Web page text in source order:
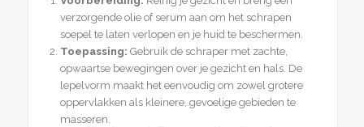
verzorgende olie of serum aan om het schrapen
soepel te laten verlopen en je huid te beschermen.
Toepassing: Gebruik de schraper met zachte,
opwaartse bewegingen over je gezicht en hals. De
lepelvorm maakt het eenvoudig om zowel grotere
oppervlakken als kleinere, gevoelige gebieden te
masseren.